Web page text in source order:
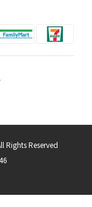
Rights Reserved